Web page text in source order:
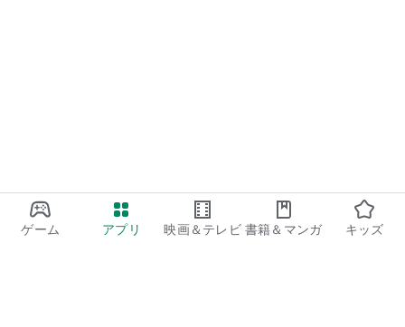
ゲーム アプリ 映画＆テレビ 書籍＆マンガ キッズ